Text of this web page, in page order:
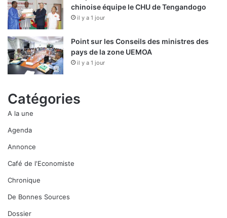
chinoise équipe le CHU de Tengandogo
il y a 1 jour
Point sur les Conseils des ministres des
pays de la zone UEMOA
il y a 1 jour
Catégories
A la une
Agenda
Annonce
Café de l'Economiste
Chronique
De Bonnes Sources
Dossier